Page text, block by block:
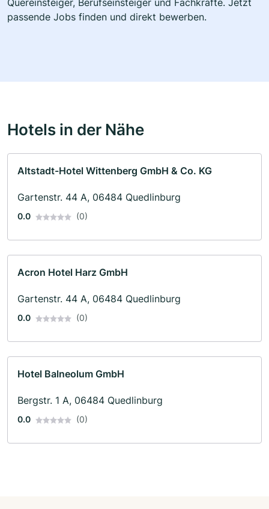
passende Jobs finden und direkt bewerben.
Hotels in der Nähe
Altstadt-Hotel Wittenberg GmbH & Co. KG
Gartenstr. 44 A, 06484 Quedlinburg
0.0 (0)
Acron Hotel Harz GmbH
Gartenstr. 44 A, 06484 Quedlinburg
0.0 (0)
Hotel Balneolum GmbH
Bergstr. 1 A, 06484 Quedlinburg
0.0 (0)